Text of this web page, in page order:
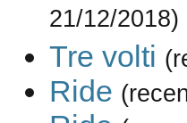
21/12/2018)
Tre volti
Ride